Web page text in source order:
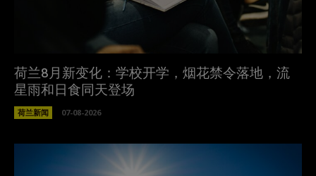
荷兰8月新变化：学校开学，烟花禁令落地，流
星雨和日食同天登场
荷兰新闻 07-08-2026